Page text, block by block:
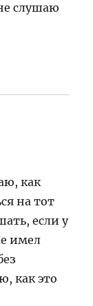
слушаю
как
на тот
если у
имел
как это